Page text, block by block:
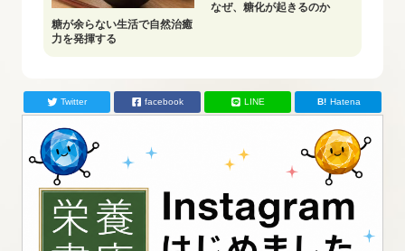
糖が余らない生活で自然治癒
力を発揮する
なぜ、糖化が起きるのか
Twitter facebook LINE Hatena